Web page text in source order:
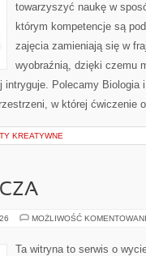
towarzyszyć naukę w
którym kompetencje są
zajęcia zamieniają się w
wyobraźnią, dzięki czemu
Polecamy Biologia
w której
KREATYWNE
MOŻLIWOŚĆ
Ta witryna to serwis o